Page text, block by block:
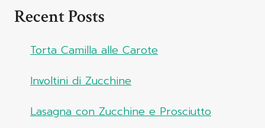
Recent Posts
Torta Camilla alle Carote
Involtini di Zucchine
Lasagna con Zucchine e Prosciutto